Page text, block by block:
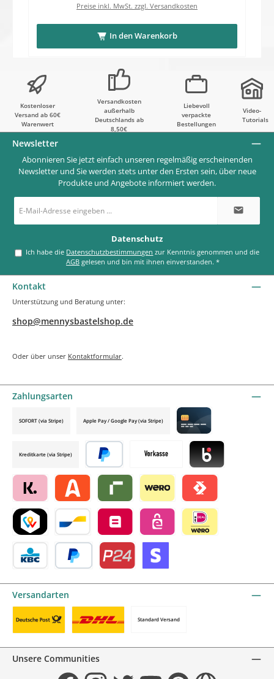
Preise inkl. MwSt. zzgl. Versandkosten
In den Warenkorb
Kostenloser
Versand ab 60€
Warenwert
Versandkosten
außerhalb
Deutschlands ab
8,50€
Liebevoll
verpackte
Bestellungen
Video-
Tutorials
Newsletter
Abonnieren Sie jetzt einfach unseren regelmäßig erscheinenden
Newsletter und Sie werden stets unter den Ersten sein, über neue
Produkte und Angebote informiert werden.
E-
Mail-
*
Datenschutz
Ich habe die Datenschutzbestimmungen
AGB gelesen und bin mit ihnen einverstanden.*
Kontakt
Unterstützung und Beratung unter:
shop@mennysbastelshop.de
Oder über unser Kontaktformular.
Zahlungsarten
Vorkasse Blik by mollie
Klarna by mollieAlma by mollieRiverty by mollie
Wero Satispay by mollie
TWINT by mollieBancontact by mollie
Belfius by mollieeps by mollie
SOFORT (via Stripe) Apple Pay / Google Pay (via Stripe)
Credit card by mollie
Kreditkarte (via Stripe)
Später bezahlen
Versandarten
Standard Versand
Unsere Communities